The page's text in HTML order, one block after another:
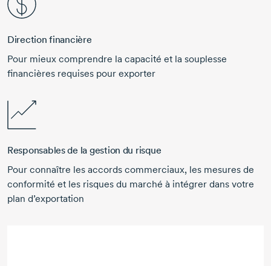
Direction financière
Pour mieux comprendre la capacité et la souplesse
financières requises pour exporter
Responsables de la gestion du risque
Pour connaître les accords commerciaux, les mesures de
conformité et les risques du marché à intégrer dans votre
plan d’exportation